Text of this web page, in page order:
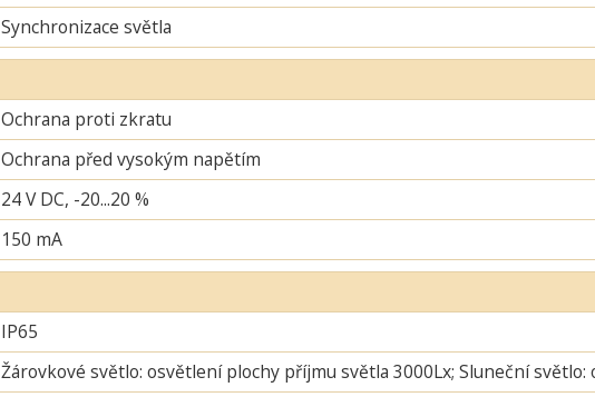
Synchronizace světla
Ochrana proti zkratu
Ochrana před vysokým napětím
24 V DC, -20...20 %
150 mA
IP65
Žárovkové světlo: osvětlení plochy příjmu světla 3000Lx; Sluneční